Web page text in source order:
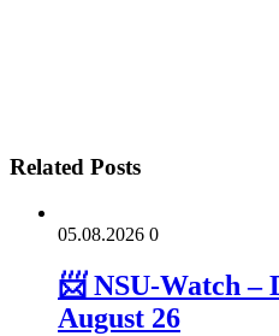
Related Posts
05.08.2026 0
📨 NSU-Watch –
August 26